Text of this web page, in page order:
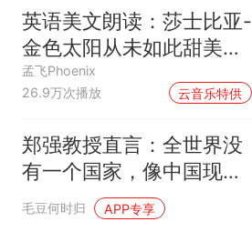
英语美文朗读：莎士比亚-
金色太阳从未如此甜美吻
过
孟飞Phoenix
26.9万次播放
云音乐特供
郑强教授直言：全世界没
有一个国家，像中国现在
孩子这么疯的
毛豆何时归 APP专享